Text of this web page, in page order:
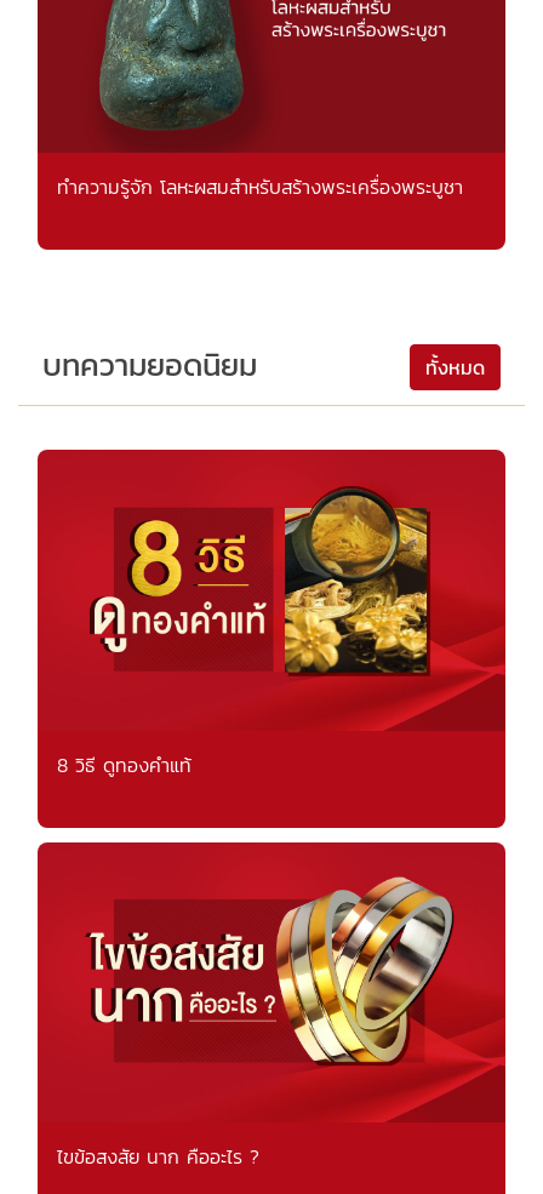
ทำความรู้จัก โลหะผสมสำหรับสร้างพระเครื่องพระบูชา
บทความยอดนิยม ทั้งหมด
8 วิธี ดูทองคำแท้
ไขข้อสงสัย นาก คืออะไร ?